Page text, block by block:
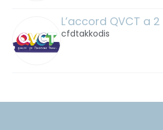
L’accord QVCT a
cfdtakkodis